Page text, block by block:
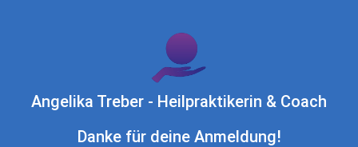
Angelika Treber - Heilpraktikerin & Coach
Danke für deine Anmeldung!